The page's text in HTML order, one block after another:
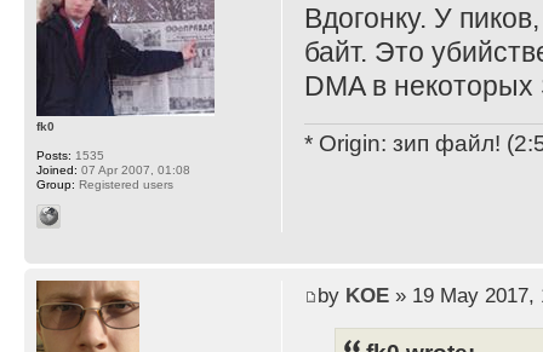
Вдогонку. У
байт. Это
DMA в некоторых
* Origin: зип файл!
fk0
Posts: 1535
Joined: 07 Apr 2007, 01:08
Group: Registered users
by KOE» 19 May 2017,